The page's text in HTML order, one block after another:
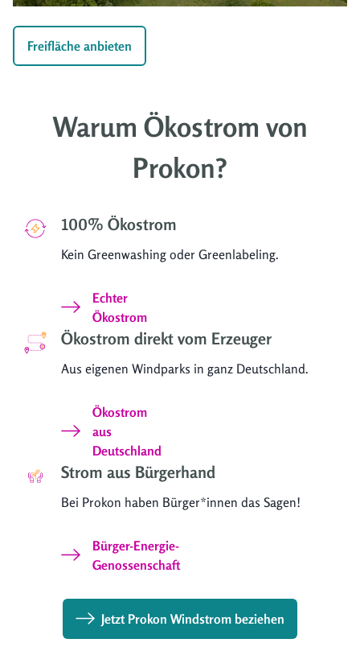
Freifläche anbieten
Warum Ökostrom von
Prokon?
100% Ökostrom
Kein Greenwashing oder Greenlabeling.
Echter
Ökostrom
Ökostrom direkt vom Erzeuger
Aus eigenen Windparks in ganz Deutschland.
Ökostrom
aus
Deutschland
Strom aus Bürgerhand
Bei Prokon haben Bürger*innen das Sagen!
Bürger-Energie-
Genossenschaft
Jetzt Prokon Windstrom beziehen